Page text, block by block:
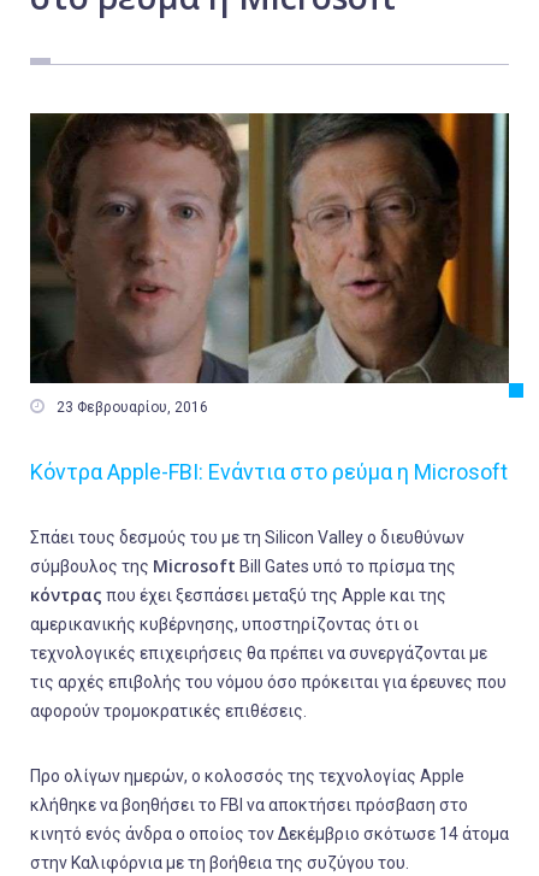
 23 Φεβρουαρίου, 2016
Κόντρα Apple-FBI: Ενάντια στο ρεύμα η Microsoft
Σπάει τους δεσμούς του με τη Silicon Valley ο διευθύνων
σύμβουλος της Microsoft Bill Gates υπό το πρίσμα της
κόντρας που έχει ξεσπάσει μεταξύ της Apple και της
αμερικανικής κυβέρνησης, υποστηρίζοντας ότι οι
τεχνολογικές επιχειρήσεις θα πρέπει να συνεργάζονται με
τις αρχές επιβολής του νόμου όσο πρόκειται για έρευνες που
αφορούν τρομοκρατικές επιθέσεις.
Προ ολίγων ημερών, ο κολοσσός της τεχνολογίας Apple
κλήθηκε να βοηθήσει το FBI να αποκτήσει πρόσβαση στο
κινητό ενός άνδρα ο οποίος τον Δεκέμβριο σκότωσε 14 άτομα
στην Καλιφόρνια με τη βοήθεια της συζύγου του.
Ελλάδα
Τοπικά
Αγροτικά
Οικονομία
Πολιτική
Αθλητικά
Αστυνομικό Δελτίο